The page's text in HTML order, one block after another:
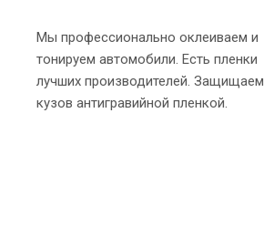
Мы профессионально оклеиваем и
тонируем автомобили. Есть пленки
лучших производителей. Защищаем
кузов антигравийной пленкой.